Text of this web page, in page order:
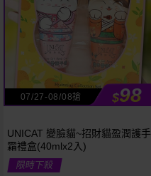
07/27-08/08搶 $98
UNICAT 變臉貓~招財貓盈潤護手
霜禮盒(40mlx2入)
限時下殺